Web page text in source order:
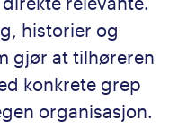
historier og
gjør at tilhøreren
konkrete grep
organisasjon.